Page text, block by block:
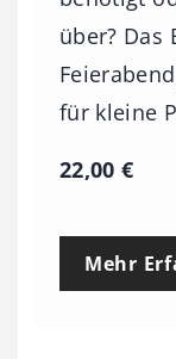
über? Das
für kleine
22,00€
Mehr